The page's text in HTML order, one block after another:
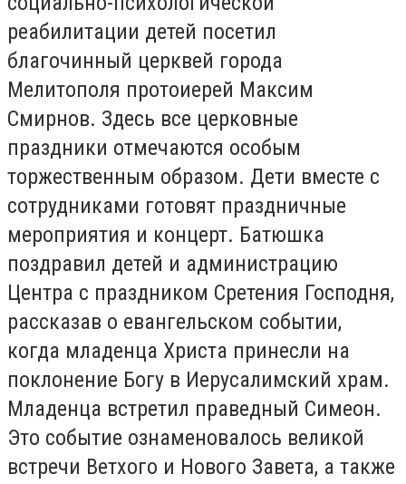
реабилитации детей посетил
благочинный церквей города
Мелитополя протоиерей Максим
Смирнов. Здесь все церковные
праздники отмечаются особым
торжественным образом. Дети вместе с
сотрудниками готовят праздничные
мероприятия и концерт. Батюшка
поздравил детей и администрацию
Центра с праздником Сретения Господня,
рассказав о евангельском событии,
когда младенца Христа принесли на
поклонение Богу в Иерусалимский храм.
Младенца встретил праведный Симеон.
Это событие ознаменовалось великой
встречи Ветхого и Нового Завета, а также